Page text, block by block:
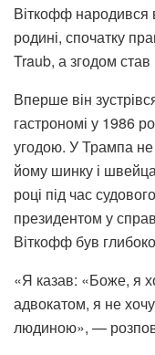
Віткофф народився
родині, спочатку
Traub, а згодом став
Вперше він
гастрономі у 1986
угодою. У Трампа не
йому шинку і
році під час
президентом у
Віткофф був
«Я казав: «Боже, я
адвокатом, я не
людиною», —